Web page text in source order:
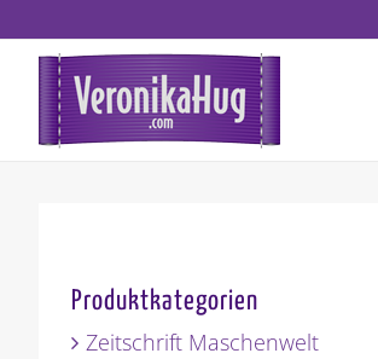
Inhalt
springen
Produktkategorien
Zeitschrift Maschenwelt